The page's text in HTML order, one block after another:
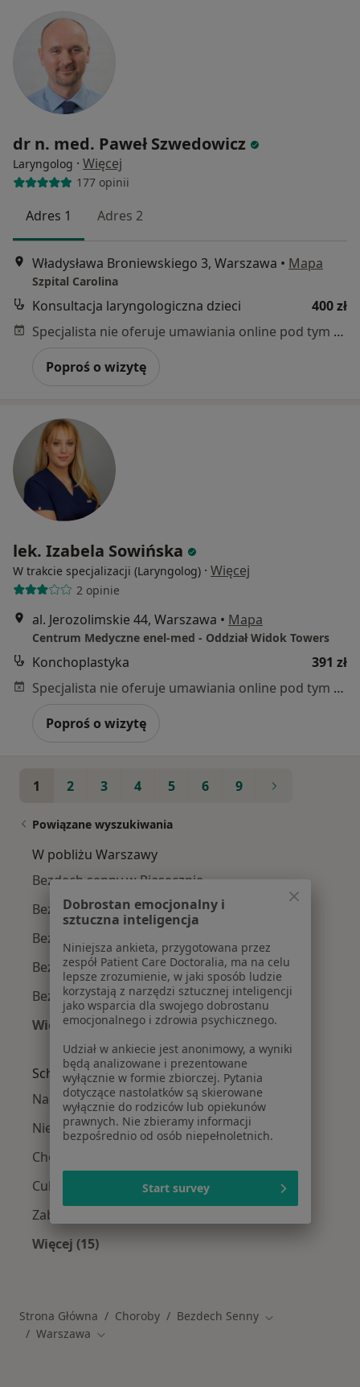
dr n. med. Paweł Szwedowicz
Laryngolog · Więcej
177 opinii
Adres 1 Adres 2
Władysława Broniewskiego 3, Warszawa • Mapa
Szpital Carolina
Konsultacja laryngologiczna dzieci
400 zł
Specjalista nie oferuje umawiania online pod tym adresem.
Poproś o wizytę
lek. Izabela Sowińska
W trakcie specjalizacji (Laryngolog) · Więcej
2 opinie
al. Jerozolimskie 44, Warszawa • Mapa
Centrum Medyczne enel-med - Oddział Widok Towers
Konchoplastyka
391 zł
Specjalista nie oferuje umawiania online pod tym adresem.
Poproś o wizytę
1 2 3 4 5 6 9
Powiązane wyszukiwania
W pobliżu Warszawy
Bezdech senny w Piasecznie
Bezdech senny w Ząbkach
Bezdech senny w Konstancinie-Jeziornie
Bezdech senny w Jabłonnej
Bezdech senny w Grodzisku Mazowieckim
Więcej (6)
Więcej w kategorii: W pobliżu Warszawy
Schorzenia w Warszawie
Nadciśnienie tętnicze w Warszawie
Niewydolność serca w Warszawie
Choroba wieńcowa w Warszawie
Cukrzyca w Warszawie
Zaburzenia rytmu serca w Warszawie
Więcej (15)
Strona Główna Choroby Bezdech Senny Zmień miasto
Warszawa Zmień miasto
Dobrostan emocjonalny i
sztuczna inteligencja
Niniejsza ankieta, przygotowana przez
zespół Patient Care Doctoralia, ma na celu
lepsze zrozumienie, w jaki sposób ludzie
korzystają z narzędzi sztucznej inteligencji
jako wsparcia dla swojego dobrostanu
emocjonalnego i zdrowia psychicznego.
Udział w ankiecie jest anonimowy, a wyniki
będą analizowane i prezentowane
wyłącznie w formie zbiorczej. Pytania
dotyczące nastolatków są skierowane
wyłącznie do rodziców lub opiekunów
prawnych. Nie zbieramy informacji
bezpośrednio od osób niepełnoletnich.
Start survey